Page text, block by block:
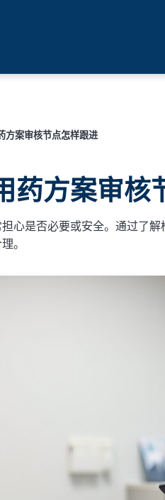
方案审核节点怎样跟进
药方案审核
心是否必要或安全。通过了
。